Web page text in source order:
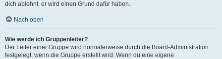
dich ablehnt, er wird einen Grund dafür haben.
Nach oben
Wie werde ich Gruppenleiter?
Der Leiter einer Gruppe wird normalerweise durch die Board-Administration
festgelegt, wenn die Gruppe erstellt wird. Wenn du eine eigene